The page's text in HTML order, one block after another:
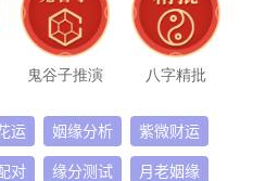
鬼谷子推演 八字精批
运 姻缘分析 紫微财运
对 缘分测试 月老姻缘